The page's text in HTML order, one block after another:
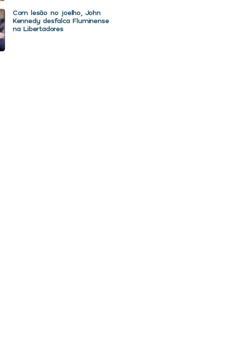
Com lesão no joelho, John
Kennedy desfalca Fluminense
na Libertadores